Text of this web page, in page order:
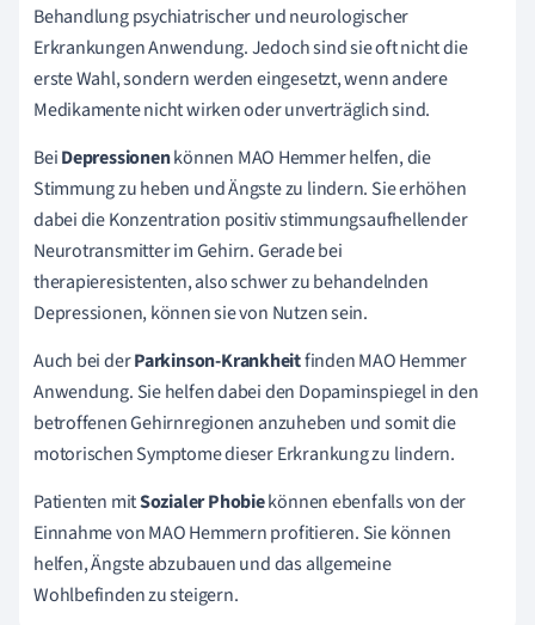
Behandlung psychiatrischer und neurologischer
Erkrankungen Anwendung. Jedoch sind sie oft nicht die
erste Wahl, sondern werden eingesetzt, wenn andere
Medikamente nicht wirken oder unverträglich sind.
BeiDepressionenkönnen MAO Hemmer helfen, die
Stimmung zu heben und Ängste zu lindern. Sie erhöhen
dabei die Konzentration positiv stimmungsaufhellender
Neurotransmitter im Gehirn. Gerade bei
therapieresistenten, also schwer zu behandelnden
Depressionen, können sie von Nutzen sein.
Auch bei derParkinson-Krankheitfinden MAO Hemmer
Anwendung. Sie helfen dabei den Dopaminspiegel in den
betroffenen Gehirnregionen anzuheben und somit die
motorischen Symptome dieser Erkrankung zu lindern.
Patienten mitSozialer Phobiekönnen ebenfalls von der
Einnahme von MAO Hemmern profitieren. Sie können
helfen, Ängste abzubauen und das allgemeine
Wohlbefinden zu steigern.